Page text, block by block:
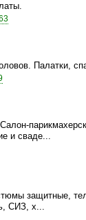
Палатки,
и сваде...
защитные,
СИЗ, х...